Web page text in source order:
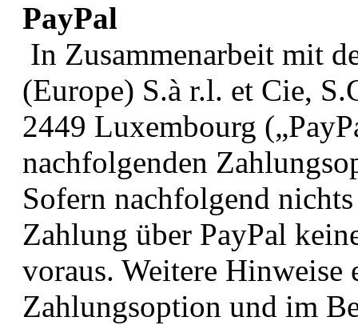
PayPal
In Zusammenarbeit mit
(Europe) S.à r.l. et Cie,
2449 Luxembourg
nachfolgenden
Sofern nachfolgend
Zahlung über PayPal
voraus. Weitere
Zahlungsoption und im